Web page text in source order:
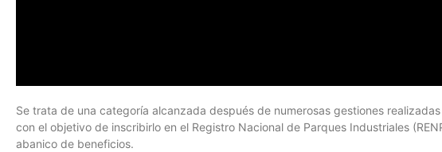
Se trata de una categoría alcanzada después de numerosas gestiones
con el objetivo de inscribirlo en el Registro Nacional de Parques Industriales
abanico de beneficios.